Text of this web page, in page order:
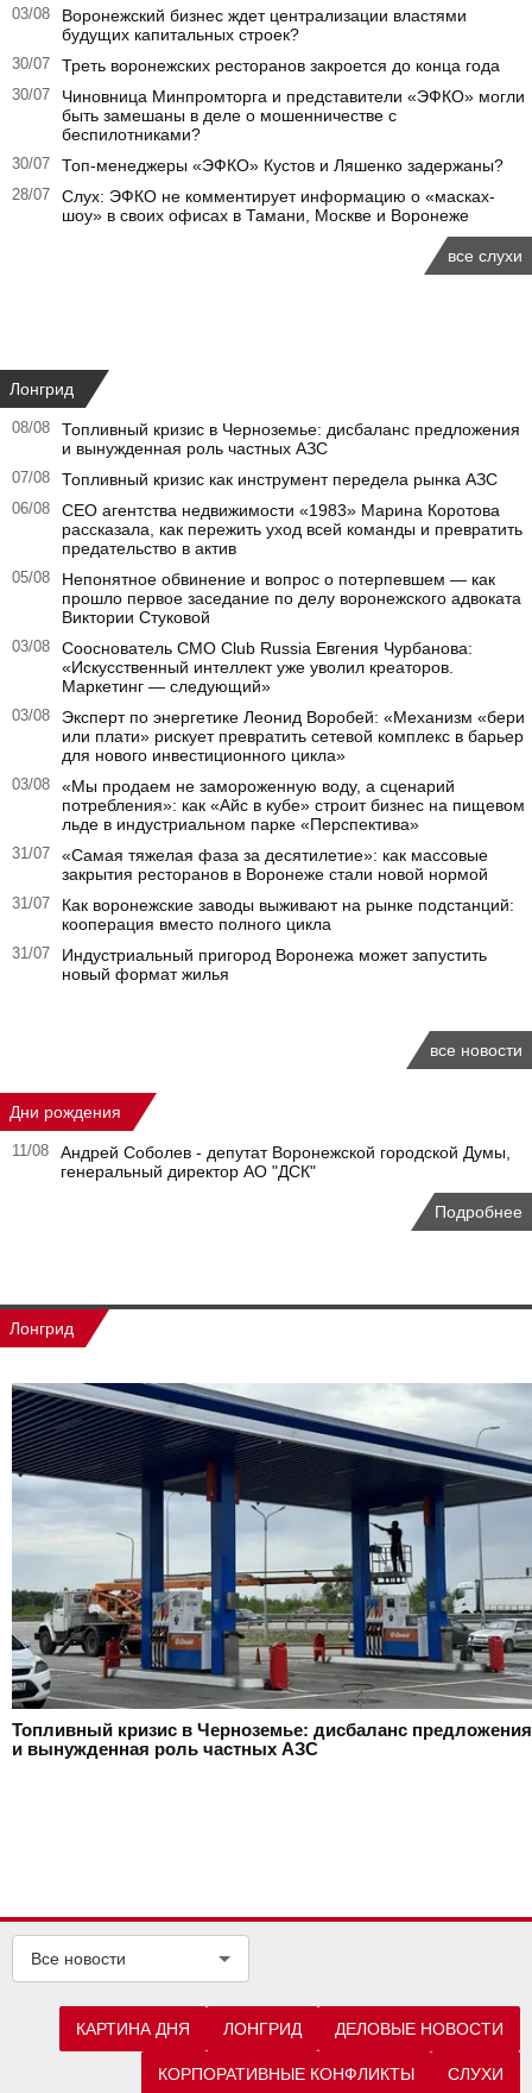
03/08
Воронежский бизнес ждет централизации властями
будущих капитальных строек?
30/07 Треть воронежских ресторанов закроется до конца года
30/07
Чиновница Минпромторга и представители «ЭФКО» могли
быть замешаны в деле о мошенничестве с
беспилотниками?
30/07 Топ-менеджеры «ЭФКО» Кустов и Ляшенко задержаны?
28/07
Слух: ЭФКО не комментирует информацию о «масках-
шоу» в своих офисах в Тамани, Москве и Воронеже
все слухи
Лонгрид
08/08
Топливный кризис в Черноземье: дисбаланс предложения
и вынужденная роль частных АЗС
07/08 Топливный кризис как инструмент передела рынка АЗС
06/08
CEO агентства недвижимости «1983» Марина Коротова
рассказала, как пережить уход всей команды и превратить
предательство в актив
05/08
Непонятное обвинение и вопрос о потерпевшем — как
прошло первое заседание по делу воронежского адвоката
Виктории Стуковой
03/08
Сооснователь CMO Club Russia Евгения Чурбанова:
«Искусственный интеллект уже уволил креаторов.
Маркетинг — следующий»
03/08
Эксперт по энергетике Леонид Воробей: «Механизм «бери
или плати» рискует превратить сетевой комплекс в барьер
для нового инвестиционного цикла»
03/08
«Мы продаем не замороженную воду, а сценарий
потребления»: как «Айс в кубе» строит бизнес на пищевом
льде в индустриальном парке «Перспектива»
31/07
«Самая тяжелая фаза за десятилетие»: как массовые
закрытия ресторанов в Воронеже стали новой нормой
31/07
Как воронежские заводы выживают на рынке подстанций:
кооперация вместо полного цикла
31/07
Индустриальный пригород Воронежа может запустить
новый формат жилья
все новости
Дни рождения
11/08
Андрей Соболев - депутат Воронежской городской Думы,
генеральный директор АО "ДСК"
Подробнее
Лонгрид
Топливный кризис в Черноземье: дисбаланс предложения
и вынужденная роль частных АЗС
Все новости
КАРТИНА ДНЯ ЛОНГРИД ДЕЛОВЫЕ НОВОСТИ
КОРПОРАТИВНЫЕ КОНФЛИКТЫ СЛУХИ